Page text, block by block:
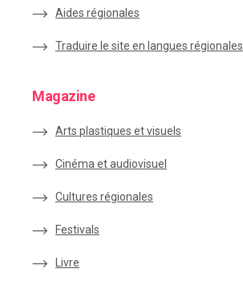
Aides régionales
Traduire le site en langues régionales
Magazine
Arts plastiques et visuels
Cinéma et audiovisuel
Cultures régionales
Festivals
Livre